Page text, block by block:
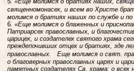
священномонасех, и всем во Христе
молимся о братиях наших по службе и
6. «Еще молимся о блаженных и
Патриарсех православных, и
царицех, и создателех святого храма
преждепочивших отцех и братиях, зде
православных. Еще молимся о свят.
о благоверных православных царях и
памятных создателях Св. храма; о всех